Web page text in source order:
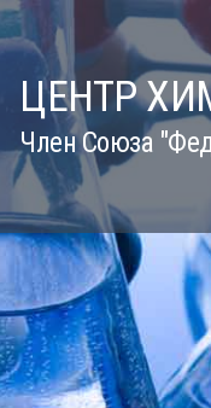
ЦЕНТР
Член Союза